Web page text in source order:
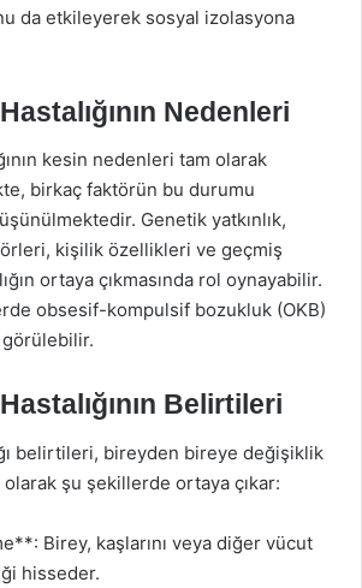
da etkileyerek sosyal izolasyona
Nedenleri
kesin nedenleri tam olarak
birkaç faktörün bu durumu
Genetik yatkınlık,
kişilik özellikleri ve geçmiş
ortaya çıkmasında rol oynayabilir.
obsesif-kompulsif bozukluk (OKB)
Belirtileri
belirtileri, bireyden bireye değişiklik
şu şekillerde ortaya çıkar:
Birey, kaşlarını veya diğer vücut
hisseder.